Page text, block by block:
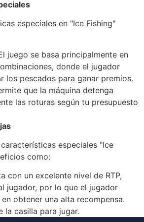
especiales en "Ice Fishing"
juego se basa principalmente en
donde el jugador
los pescados para ganar premios.
que la máquina detenga
las roturas según tu presupuesto
especiales "Ice
como:
con un excelente nivel de RTP,
jugador, por lo que el jugador
obtener una alta recompensa.
la casilla para jugar.